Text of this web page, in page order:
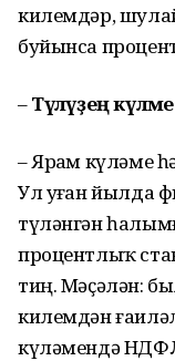
килемдәр,
буйынса
–Түләүҙең
– Ярҙам күләме
Ул уҙған йылда
түләнгән
процентлыҡ
тиң. Мәҫәлән:
килемдән
күләмендә НДФЛ